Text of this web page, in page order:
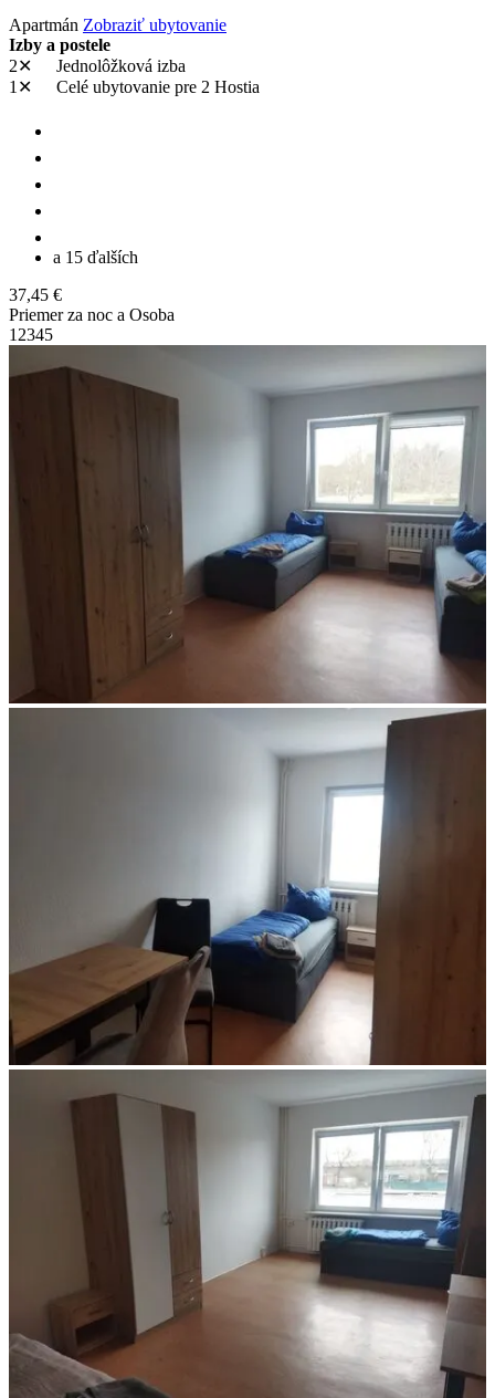
Apartmán Zobraziť ubytovanie
Izby a postele
2✕
Jednolôžková izba
1✕
Celé ubytovanie pre 2 Hostia
a 15 ďalších
37,45 €
Priemer za noc a Osoba
1 2345